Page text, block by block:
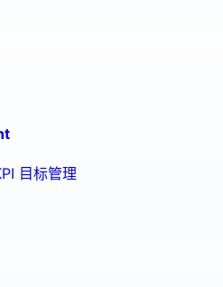
目标管理